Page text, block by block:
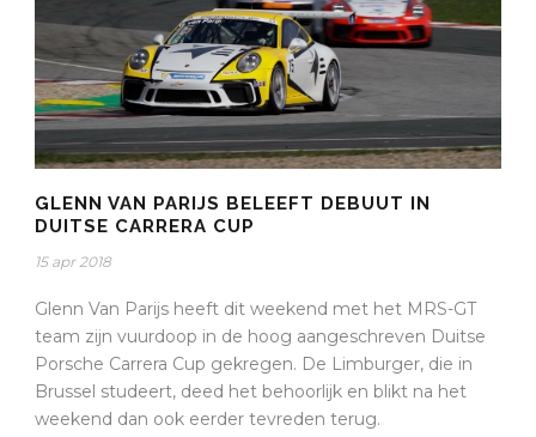
GLENN VAN PARIJS BELEEFT DEBUUT IN
DUITSE CARRERA CUP
15 apr 2018
Glenn Van Parijs heeft dit weekend met het MRS-GT
team zijn vuurdoop in de hoog aangeschreven Duitse
Porsche Carrera Cup gekregen. De Limburger, die in
Brussel studeert, deed het behoorlijk en blikt na het
weekend dan ook eerder tevreden terug.